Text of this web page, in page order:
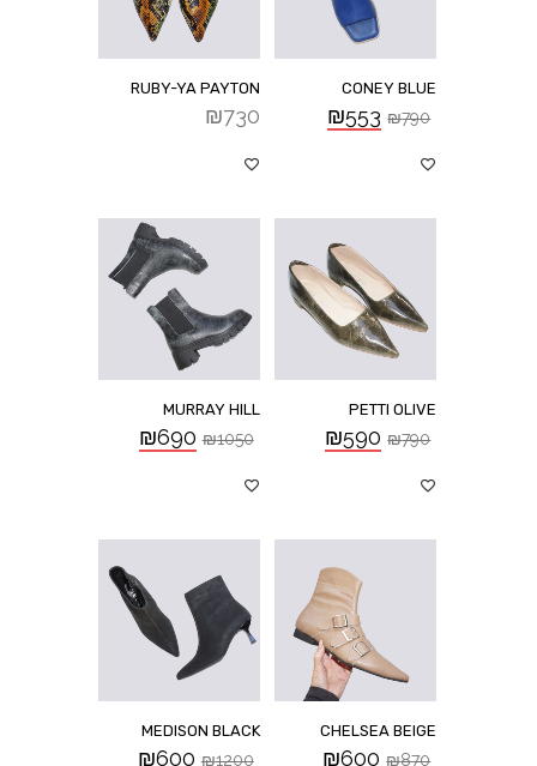
CONEY BLUE
₪790
₪553
RUBY-YA PAYTON
₪730
PETTI OLIVE
₪790
₪590
MURRAY HILL
₪1050
₪690
CHELSEA BEIGE
₪870
₪600
MEDISON BLACK
₪1200
₪600